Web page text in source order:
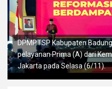
DPMPTSP Kabupaten
pelayanan Prima (A) dari
Jakarta pada Selasa (6/11).